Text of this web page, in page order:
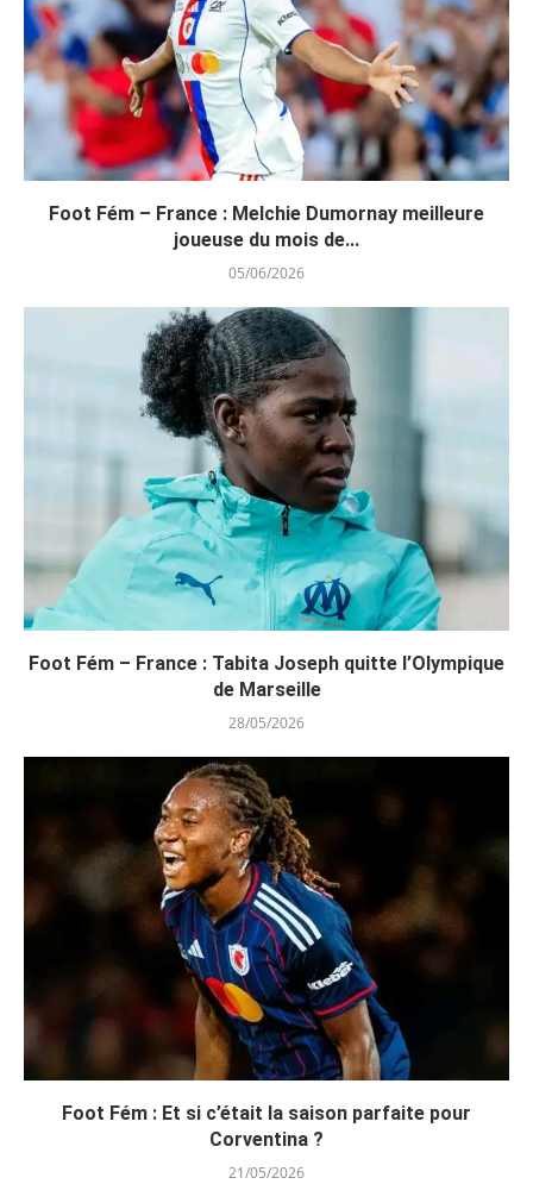
Foot Fém – France : Melchie Dumornay meilleure
joueuse du mois de...
05/06/2026
Foot Fém – France : Tabita Joseph quitte l’Olympique
de Marseille
28/05/2026
Foot Fém : Et si c’était la saison parfaite pour
Corventina ?
21/05/2026